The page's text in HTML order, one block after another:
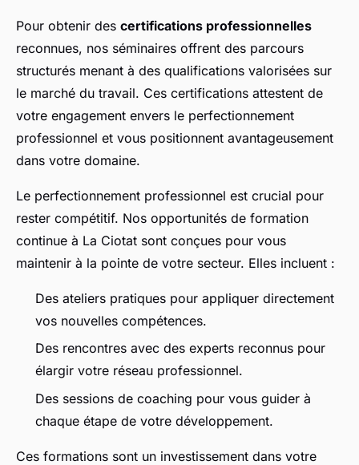
Pour obtenir des certifications professionnelles
reconnues, nos séminaires offrent des parcours
structurés menant à des qualifications valorisées sur
le marché du travail. Ces certifications attestent de
votre engagement envers le perfectionnement
professionnel et vous positionnent avantageusement
dans votre domaine.
Le perfectionnement professionnel est crucial pour
rester compétitif. Nos opportunités de formation
continue à La Ciotat sont conçues pour vous
maintenir à la pointe de votre secteur. Elles incluent :
Des ateliers pratiques pour appliquer directement
vos nouvelles compétences.
Des rencontres avec des experts reconnus pour
élargir votre réseau professionnel.
Des sessions de coaching pour vous guider à
chaque étape de votre développement.
Ces formations sont un investissement dans votre